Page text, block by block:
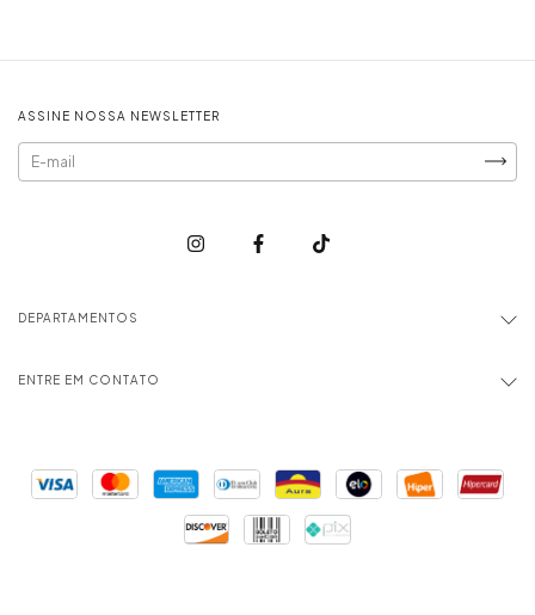
ASSINE NOSSA NEWSLETTER
DEPARTAMENTOS
ENTRE EM CONTATO